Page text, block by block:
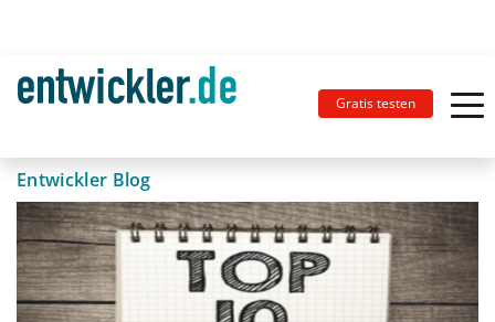
Gratis testen
Entwickler Blog